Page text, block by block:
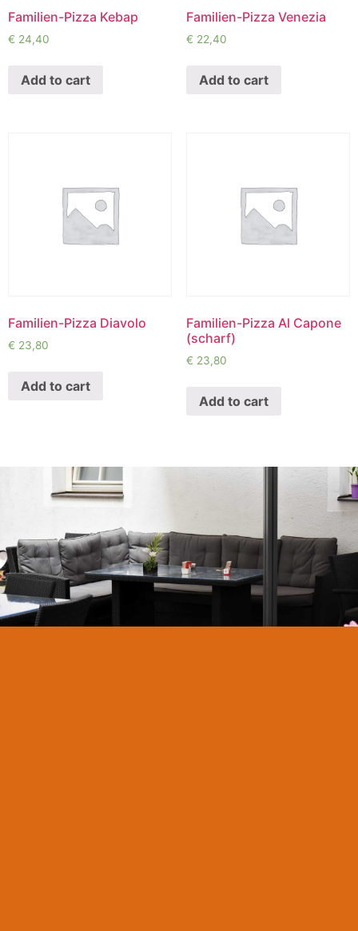
Familien-Pizza Kebap
€ 24,40
Add to cart
Familien-Pizza Venezia
€ 22,40
Add to cart
Familien-Pizza Diavolo
€ 23,80
Add to cart
Familien-Pizza Al Capone
(scharf)
€ 23,80
Add to cart